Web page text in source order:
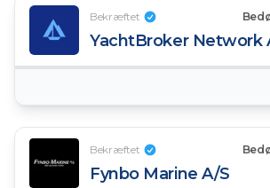
Bekræftet
YachtBroker Network
Bekræftet
Fynbo Marine A/S